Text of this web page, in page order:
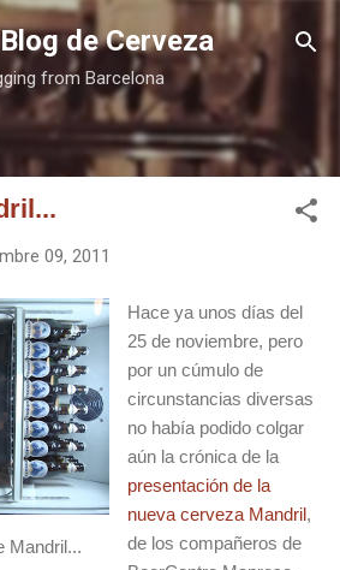
contenido principal
de Cerveza
from Barcelona
09, 2011
Mandril...
Hace ya unos días del
25 de noviembre, pero
por un cúmulo de
circunstancias diversas
no había podido colgar
aún la crónica de la
presentación de la
nueva cerveza Mandril,
de los compañeros de